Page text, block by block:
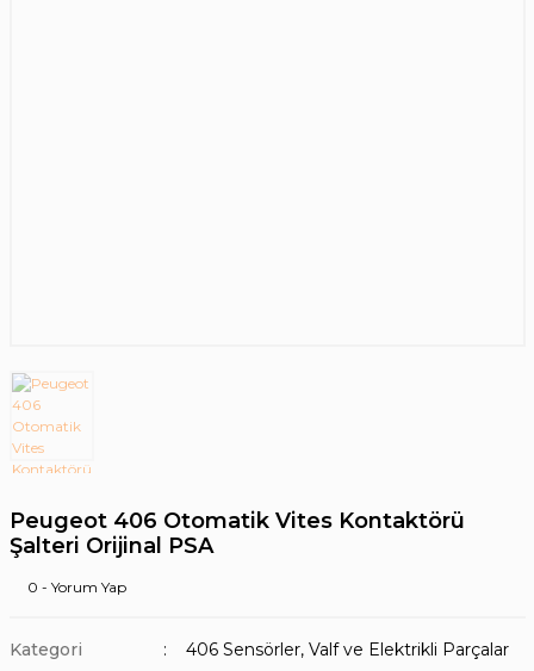
Peugeot 406 Otomatik Vites Kontaktörü
Şalteri Orijinal PSA
0 - Yorum Yap
Kategori
406 Sensörler, Valf ve Elektrikli Parçalar